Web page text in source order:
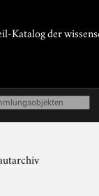
Katalog der